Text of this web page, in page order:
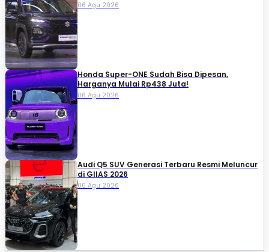
06 Agu 2026
Honda Super-ONE Sudah Bisa Dipesan,
Harganya Mulai Rp438 Juta!
06 Agu 2026
Audi Q5 SUV Generasi Terbaru Resmi Meluncur
di GIIAS 2026
06 Agu 2026